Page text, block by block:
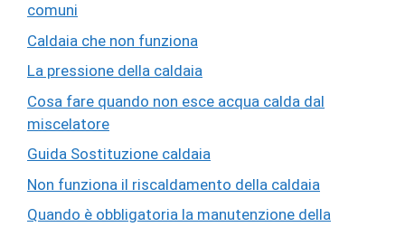
comuni
Caldaia che non funziona
La pressione della caldaia
Cosa fare quando non esce acqua calda dal
miscelatore
Guida Sostituzione caldaia
Non funziona il riscaldamento della caldaia
Quando è obbligatoria la manutenzione della